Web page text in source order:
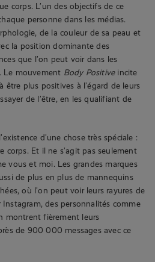
corps. L’un des objectifs de ce
personne dans les médias.
de la couleur de sa peau et
la position dominante des
que l’on peut voir dans les
Le mouvement Body Positiveincite
être plus positives à l’égard de leurs
de l’être, en les qualifiant de
d’une chose très spéciale :
corps. Et il ne s’agit pas seulement
vous et moi. Les grandes marques
de plus en plus de mannequins
où l’on peut voir leurs rayures de
des personnalités comme
montrent fièrement leurs
de 900 000 messages avec ce